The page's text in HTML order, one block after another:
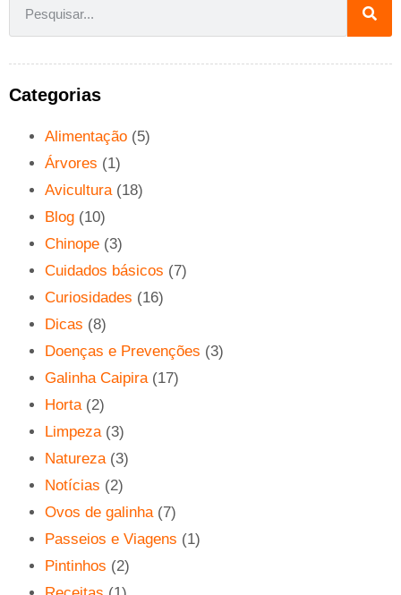
Categorias
Alimentação (5)
Árvores (1)
Avicultura(18)
Blog (10)
Chinope (3)
Cuidados básicos (7)
Curiosidades (16)
Dicas (8)
Doenças e Prevenções (3)
Galinha Caipira(17)
Horta(2)
Limpeza(3)
Natureza(3)
Notícias (2)
Ovos de galinha(7)
Passeios e Viagens (1)
Pintinhos (2)